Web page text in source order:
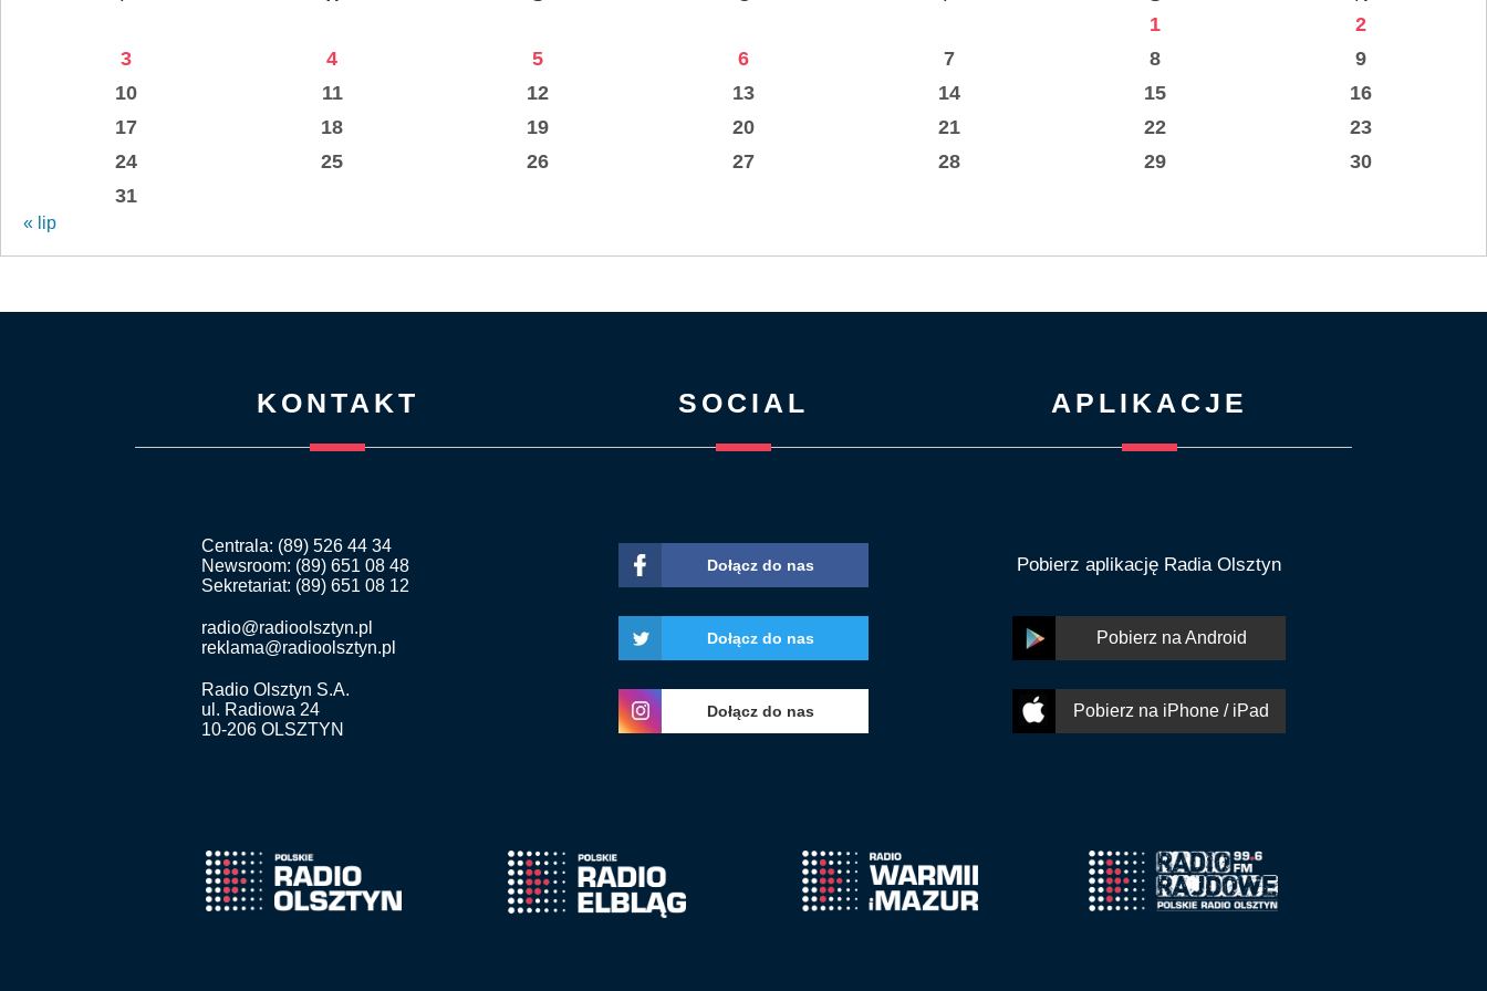
1
2
3
4 5 6 7 8
9
10
11 12 13 14 15
16
17
18 19 20 21 22
23
24
25 26 27 28 29
30
31
« lip
KONTAKT
Centrala: (89) 526 44 34
Newsroom: (89) 651 08 48
Sekretariat: (89) 651 08 12
radio@radioolsztyn.pl
reklama@radioolsztyn.pl
Radio Olsztyn S.A.
ul. Radiowa 24
10-206 OLSZTYN
SOCIAL
Dołącz do nas
Dołącz do nas
Dołącz do nas
APLIKACJE
Pobierz aplikację Radia Olsztyn
Pobierz na Android
Pobierz na iPhone / iPad